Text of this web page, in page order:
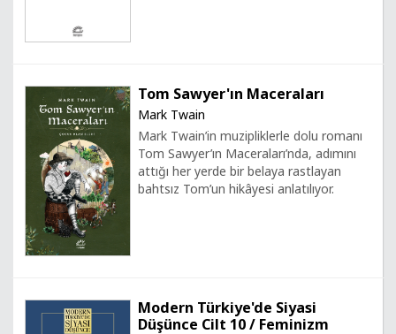
Tom Sawyer'ın Maceraları
Mark Twain
Mark Twain’in muzipliklerle dolu romanı
Tom Sawyer’ın Maceraları’nda, adımını
attığı her yerde bir belaya rastlayan
bahtsız Tom’un hikâyesi anlatılıyor.
Modern Türkiye'de Siyasi
Düşünce Cilt 10 / Feminizm